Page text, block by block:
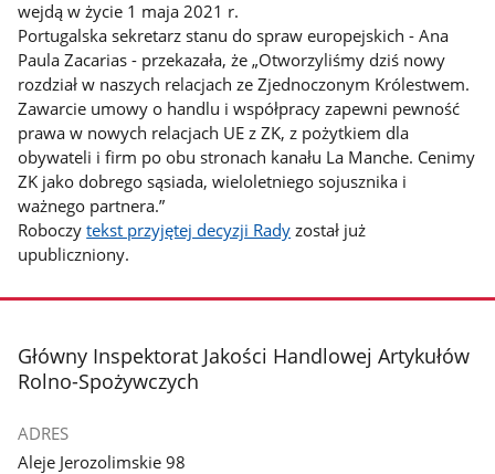
wejdą w życie 1 maja 2021 r.
Portugalska sekretarz stanu do spraw europejskich - Ana
Paula Zacarias - przekazała, że „Otworzyliśmy dziś nowy
rozdział w naszych relacjach ze Zjednoczonym Królestwem.
Zawarcie umowy o handlu i współpracy zapewni pewność
prawa w nowych relacjach UE z ZK, z pożytkiem dla
obywateli i firm po obu stronach kanału La Manche. Cenimy
ZK jako dobrego sąsiada, wieloletniego sojusznika i
ważnego partnera.”
Roboczytekst przyjętej decyzji Rady został już
upubliczniony.
stopka
Główny Inspektorat Jakości Handlowej Artykułów
Rolno-Spożywczych
ADRES
Aleje Jerozolimskie 98